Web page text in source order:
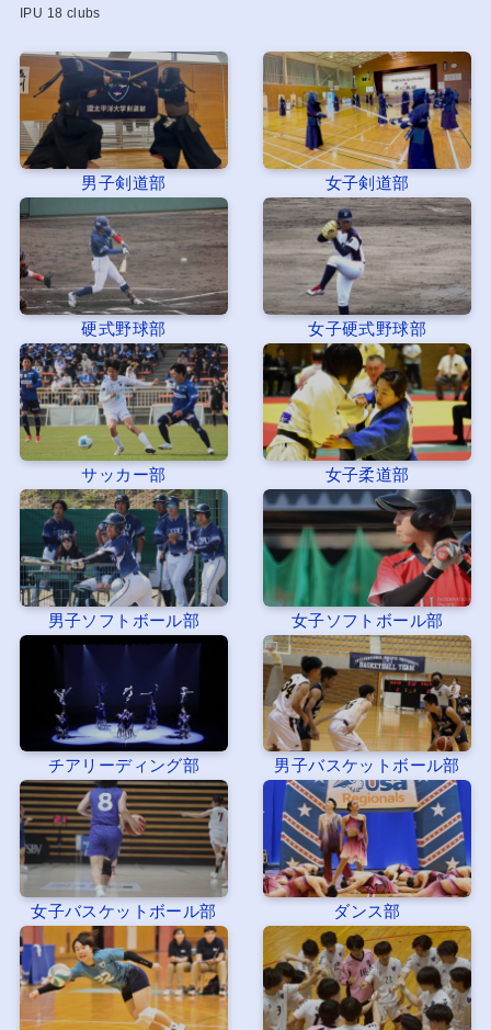
IPU 18 clubs
男子剣道部 女子剣道部
硬式野球部 女子硬式野球部
サッカー部 女子柔道部
男子ソフトボール部 女子ソフトボール部
チアリーディング部 男子バスケットボール部
女子バスケットボール部 ダンス部